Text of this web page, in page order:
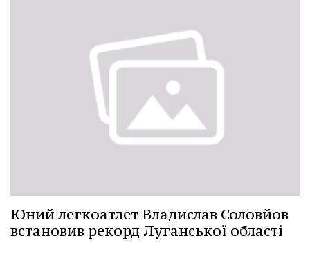
Юний легкоатлет Владислав Соловйов
встановив рекорд Луганської області